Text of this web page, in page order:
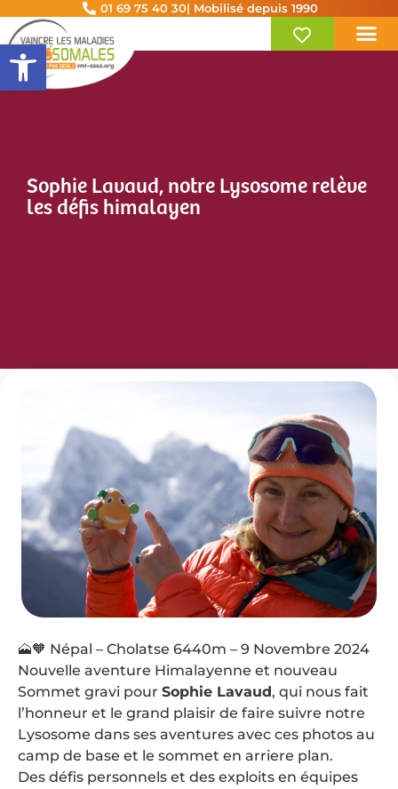
Ouvrir la barre d’outils
01 69 75 40 30| Mobilisé depuis 1990
Sophie Lavaud, notre Lysosome relève
les défis himalayen
🗻🧡 Népal – Cholatse 6440m – 9 Novembre 2024
Nouvelle aventure Himalayenne et nouveau
Sommet gravi pour Sophie Lavaud, qui nous fait
l’honneur et le grand plaisir de faire suivre notre
Lysosome dans ses aventures avec ces photos au
camp de base et le sommet en arriere plan.
Des défis personnels et des exploits en équipes